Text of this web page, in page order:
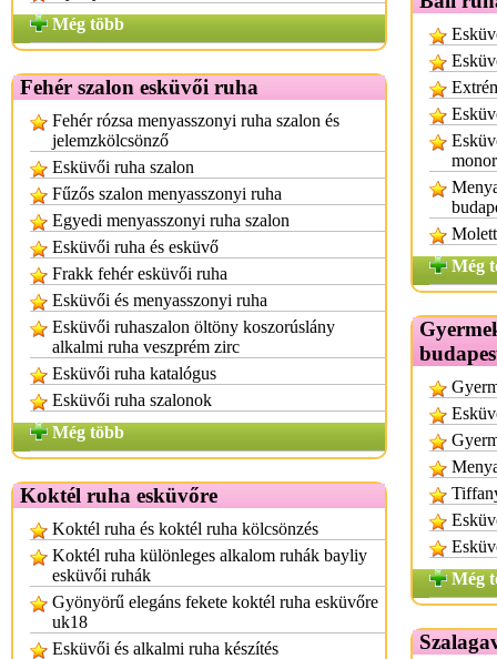
Még több
Fehér szalon esküvői ruha
Fehér rózsa menyasszonyi ruha szalon és
jelemzkölcsönző
Esküvői ruha szalon
Fűzős szalon menyasszonyi ruha
Egyedi menyasszonyi ruha szalon
Esküvői ruha és esküvő
Frakk fehér esküvői ruha
Esküvői és menyasszonyi ruha
Esküvői ruhaszalon öltöny koszorúslány
alkalmi ruha veszprém zirc
Esküvői ruha katalógus
Esküvői ruha szalonok
Még több
Koktél ruha esküvőre
Koktél ruha és koktél ruha kölcsönzés
Koktél ruha különleges alkalom ruhák bayliy
esküvői ruhák
Gyönyörű elegáns fekete koktél ruha esküvőre
uk18
Esküvői és alkalmi ruha készítés
Még
Még